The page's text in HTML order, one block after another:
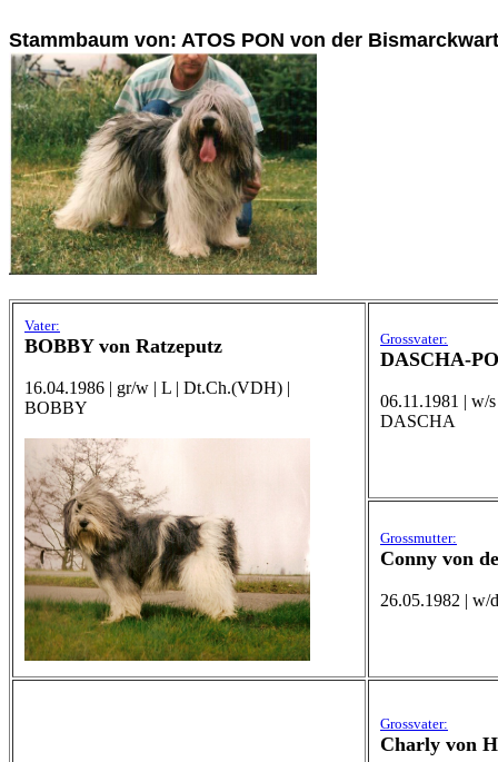
Stammbaum von: ATOS PON von der
Vater:
BOBBY von Ratzeputz
16.04.1986 | gr/w | L | Dt.Ch.(VDH) |
BOBBY
Grossvater:
DASCHA-
06.11.1981 | w/
DASCHA
Grossmutter:
Conny von
26.05.1982 | w/
Grossvater:
Charly von